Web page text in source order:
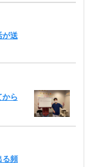
が送
から
る頻